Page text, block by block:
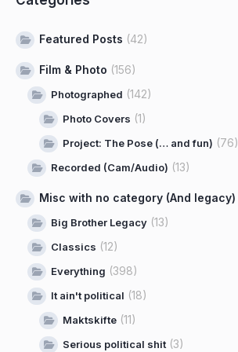
Featured Posts (42)
Film & Photo (156)
Photographed (142)
Photo Covers (1)
Project: The Pose (… and fun) (76)
Recorded (Cam/Audio) (13)
Misc with no category (And legacy)
Big Brother Legacy (13)
Classics (12)
Everything (398)
It ain't political (18)
Maktskifte (11)
Serious political shit (3)